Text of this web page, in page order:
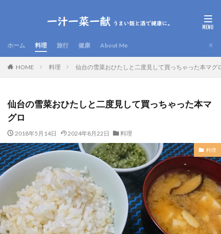
ホーム 料理 旅行 健康 About Me
HOME 料理 仙台の雪菜おひたしと二度見して買っちゃった本マグ
仙台の雪菜おひたしと二度見して買っちゃった本マ
グロ
2018年5月14日 2024年8月22日 料理
料理